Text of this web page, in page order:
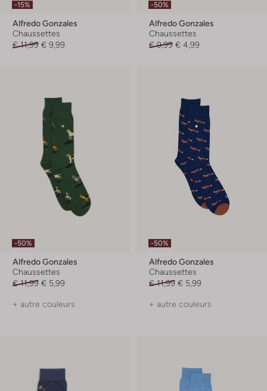
-15%
Alfredo Gonzales
Chaussettes
€ 11,99 € 9,99
-50%
Alfredo Gonzales
Chaussettes
€ 9,99 € 4,99
-50%
Alfredo Gonzales
Chaussettes
€ 11,99 € 5,99
+ autre couleurs
-50%
Alfredo Gonzales
Chaussettes
€ 11,99 € 5,99
+ autre couleurs